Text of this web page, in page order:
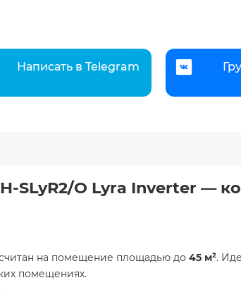
Написать в Telegram
SLyR2/O Lyra Inverter —
на помещение площадью до 45 м².
помещениях.